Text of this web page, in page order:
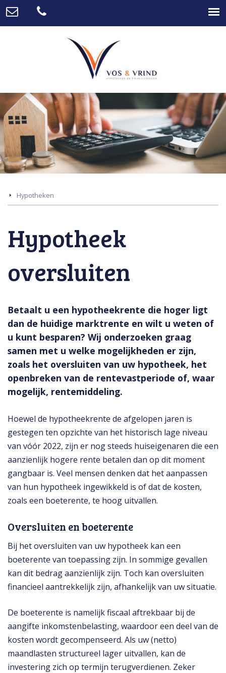
Hypotheken
Hypotheek
oversluiten
Betaalt u een hypotheekrente die hoger ligt
dan de huidige marktrente en wilt u weten of
u kunt besparen? Wij onderzoeken graag
samen met u welke mogelijkheden er zijn,
zoals het oversluiten van uw hypotheek, het
openbreken van de rentevastperiode of, waar
mogelijk, rentemiddeling.
Hoewel de hypotheekrente de afgelopen jaren is
gestegen ten opzichte van het historisch lage niveau
van vóór 2022, zijn er nog steeds huiseigenaren die een
aanzienlijk hogere rente betalen dan op dit moment
gangbaar is. Veel mensen denken dat het aanpassen
van hun hypotheek ingewikkeld is of dat de kosten,
zoals een boeterente, te hoog uitvallen.
Oversluiten en boeterente
Bij het oversluiten van uw hypotheek kan een
boeterente van toepassing zijn. In sommige gevallen
kan dit bedrag aanzienlijk zijn. Toch kan oversluiten
financieel aantrekkelijk zijn, afhankelijk van uw situatie.
De boeterente is namelijk fiscaal aftrekbaar bij de
aangifte inkomstenbelasting, waardoor een deel van de
kosten wordt gecompenseerd. Als uw (netto)
maandlasten structureel lager uitvallen, kan de
investering zich op termijn terugverdienen. Zeker